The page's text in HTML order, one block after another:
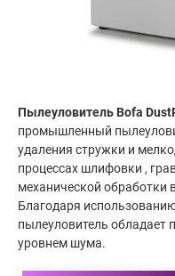
Пылеуловитель Bofa
промышленный
удаления стружки и
процессах шлифовки ,
механической обработки
Благодаря
пылеуловитель
уровнем шума.